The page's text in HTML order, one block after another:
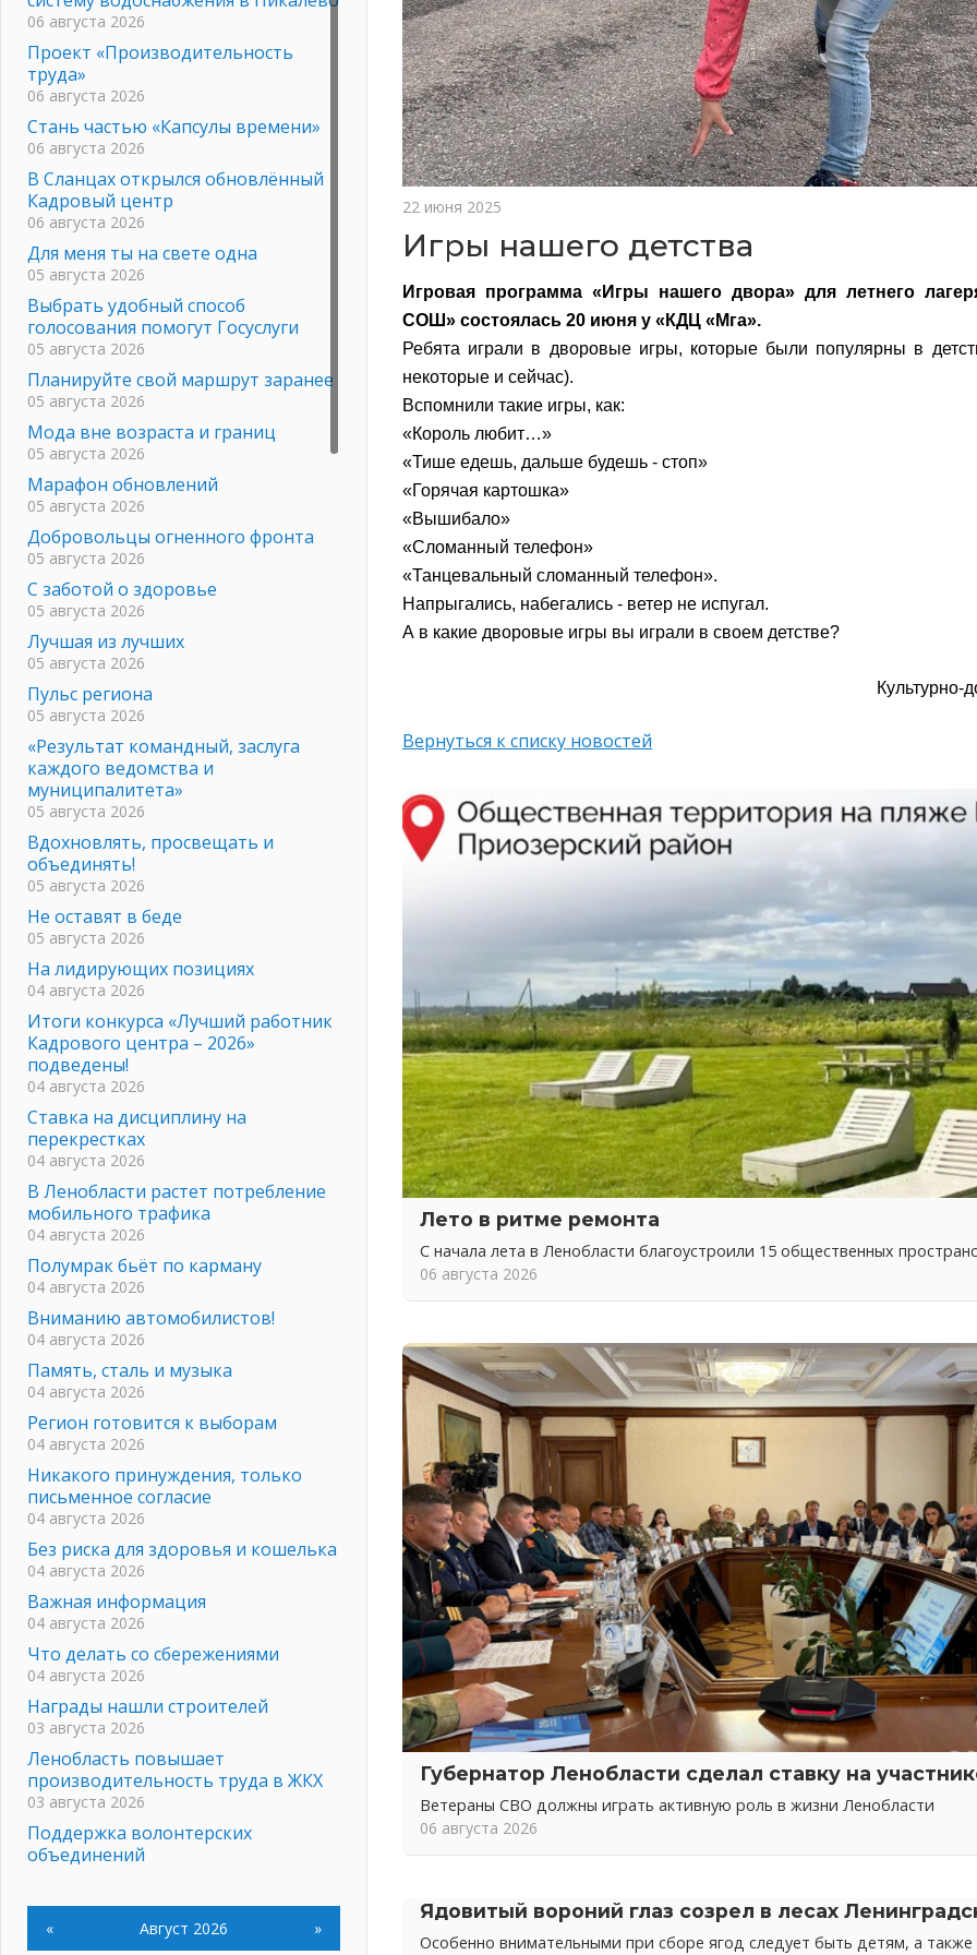
22 июня 2025
Игры нашего детства
Игровая программа «Игры нашего двора» для летнего
СОШ» состоялась 20 июня у «КДЦ «Мга».
Ребята играли в дворовые игры, которые были популярны в
некоторые и сейчас).
Вспомнили такие игры, как:
«Король любит…»
«Тише едешь, дальше будешь - стоп»
«Горячая картошка»
«Вышибало»
«Сломанный телефон»
«Танцевальный сломанный телефон».
Напрыгались, набегались - ветер не испугал.
А в какие дворовые игры вы играли в своем детстве?
Культурно-
Вернуться к списку новостей
Лето в ритме ремонта
С начала лета в Ленобласти благоустроили 15 общественных
06 августа 2026
Губернатор Ленобласти сделал ставку на
Ветераны СВО должны играть активную роль в жизни Ленобласти
06 августа 2026
Ядовитый вороний глаз созрел в лесах
Особенно внимательными при сборе ягод следует быть детям, а также
06 августа 2026
Проект «Производительность
труда»
06 августа 2026
Стань частью «Капсулы времени»
06 августа 2026
В Сланцах открылся обновлённый
Кадровый центр
06 августа 2026
Для меня ты на свете одна
05 августа 2026
Выбрать удобный способ
голосования помогут Госуслуги
05 августа 2026
Планируйте свой маршрут заранее
05 августа 2026
Мода вне возраста и границ
05 августа 2026
Марафон обновлений
05 августа 2026
Добровольцы огненного фронта
05 августа 2026
С заботой о здоровье
05 августа 2026
Лучшая из лучших
05 августа 2026
Пульс региона
05 августа 2026
«Результат командный, заслуга
каждого ведомства и
муниципалитета»
05 августа 2026
Вдохновлять, просвещать и
объединять!
05 августа 2026
Не оставят в беде
05 августа 2026
На лидирующих позициях
04 августа 2026
Итоги конкурса «Лучший работник
Кадрового центра – 2026»
подведены!
04 августа 2026
Ставка на дисциплину на
перекрестках
04 августа 2026
В Ленобласти растет потребление
мобильного трафика
04 августа 2026
Полумрак бьёт по карману
04 августа 2026
Вниманию автомобилистов!
04 августа 2026
Память, сталь и музыка
04 августа 2026
Регион готовится к выборам
04 августа 2026
Никакого принуждения, только
письменное согласие
04 августа 2026
Без риска для здоровья и кошелька
04 августа 2026
Важная информация
04 августа 2026
Что делать со сбережениями
04 августа 2026
Награды нашли строителей
03 августа 2026
Ленобласть повышает
производительность труда в ЖКХ
03 августа 2026
Поддержка волонтерских
объединений
Ладожский мост полностью
закроют на два часа
03 августа 2026
« Август 2026 »